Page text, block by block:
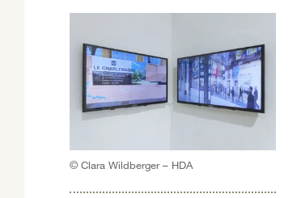
© Clara Wildberger – HDA